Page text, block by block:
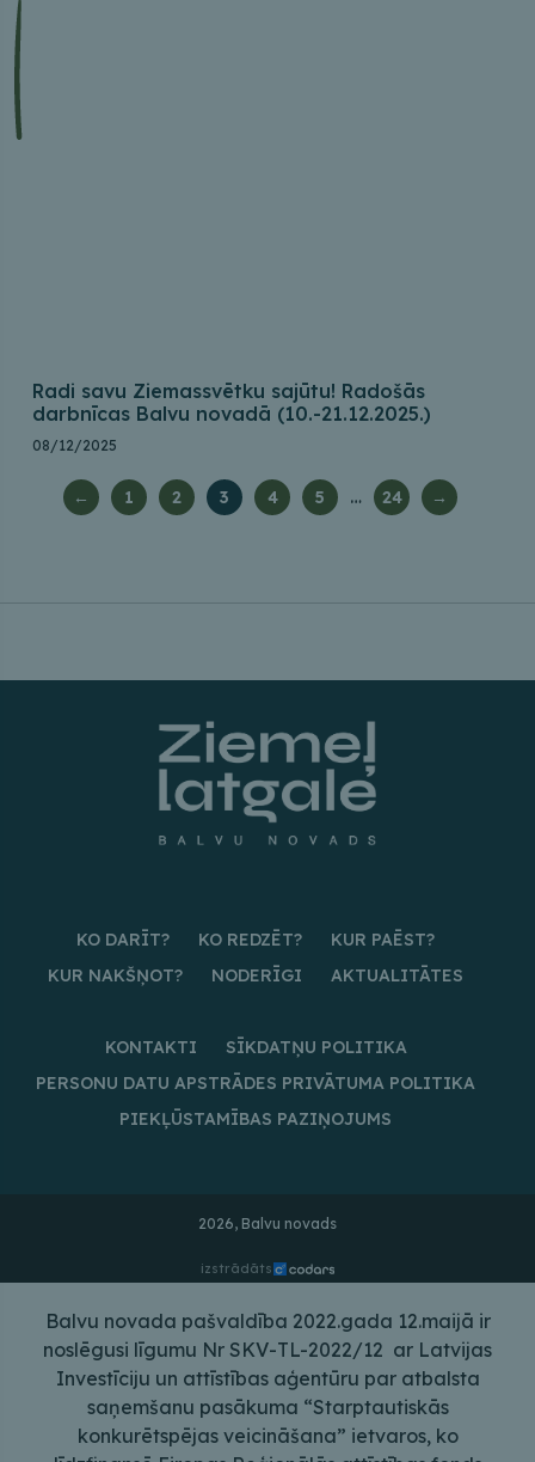
Radi savu Ziemassvētku sajūtu! Radošās
darbnīcas Balvu novadā (10.-21.12.2025.)
08/12/2025
← 1 2 3 4 5 … 24 →
KO DARĪT? KO REDZĒT?
KUR PAĒST?
KUR NAKŠŅOT?
NODERĪGI AKTUALITĀTES
KONTAKTI
SĪKDATŅU POLITIKA
PERSONU DATU APSTRĀDES PRIVĀTUMA POLITIKA
PIEKĻŪSTAMĪBAS PAZIŅOJUMS
2026, Balvu novads
izstrādāts
Balvu novada pašvaldība 2022.gada 12.maijā ir
noslēgusi līgumu Nr SKV-TL-2022/12 ar Latvijas
Investīciju un attīstības aģentūru par atbalsta
saņemšanu pasākuma “Starptautiskās
konkurētspējas veicināšana” ietvaros, ko